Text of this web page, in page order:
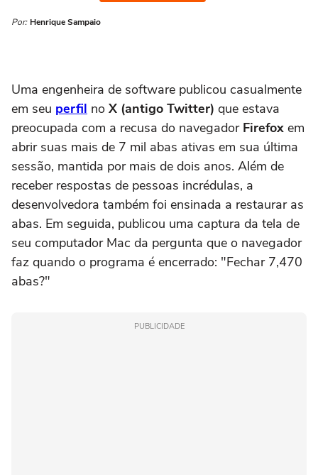
Por: Henrique Sampaio
Uma engenheira de software publicou casualmente
em seu perfil no X (antigo Twitter) que estava
preocupada com a recusa do navegador Firefox em
abrir suas mais de 7 mil abas ativas em sua última
sessão, mantida por mais de dois anos. Além de
receber respostas de pessoas incrédulas, a
desenvolvedora também foi ensinada a restaurar as
abas. Em seguida, publicou uma captura da tela de
seu computador Mac da pergunta que o navegador
faz quando o programa é encerrado: "Fechar 7,470
abas?"
PUBLICIDADE